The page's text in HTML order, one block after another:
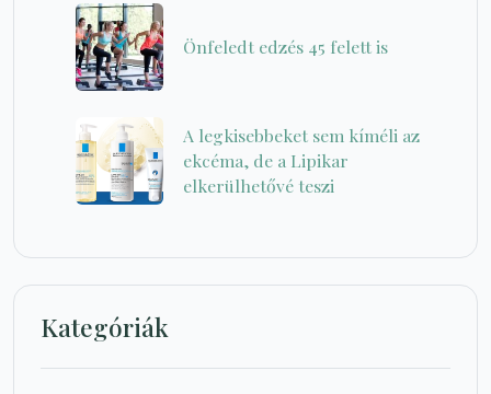
Önfeledt edzés 45 felett is
A legkisebbeket sem kíméli az
ekcéma, de a Lipikar
elkerülhetővé teszi
Kategóriák